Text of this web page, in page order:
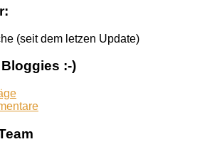
(seit dem letzen Update)
:-)